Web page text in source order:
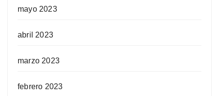
mayo 2023
abril 2023
marzo 2023
febrero 2023